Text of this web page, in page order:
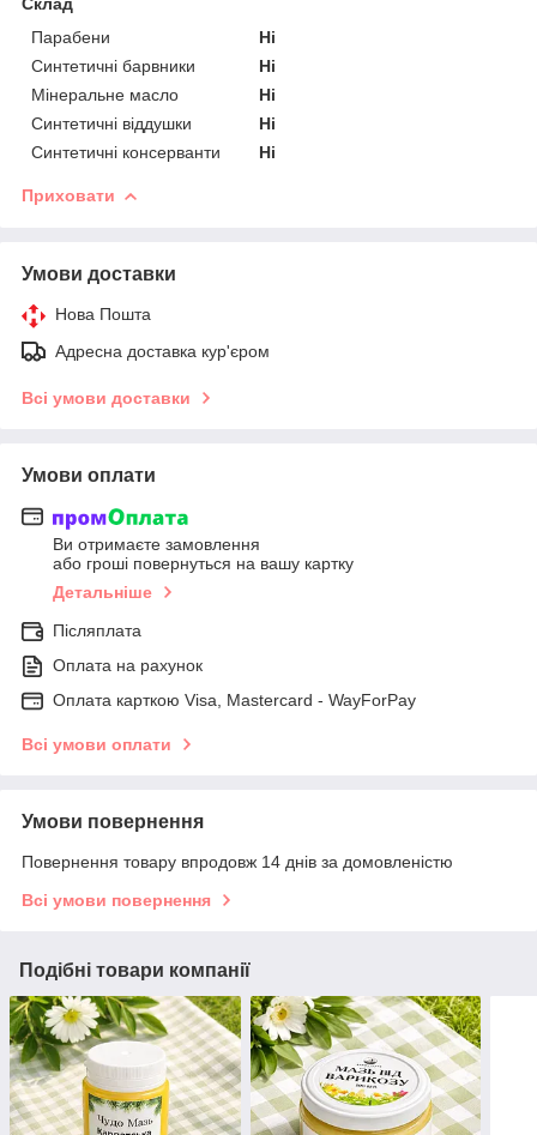
Парабени
Ні
Синтетичні барвники
Ні
Мінеральне масло
Ні
Синтетичні віддушки
Ні
Синтетичні консерванти
Ні
Приховати
Умови доставки
Нова Пошта
Адресна доставка кур'єром
Всі умови доставки
Умови оплати
Ви отримаєте замовлення
або гроші повернуться на вашу картку
Детальніше
Післяплата
Оплата на рахунок
Оплата карткою Visa, Mastercard - WayForPay
Всі умови оплати
Умови повернення
Повернення товару впродовж 14 днів за домовленістю
Всі умови повернення
Подібні товари компанії